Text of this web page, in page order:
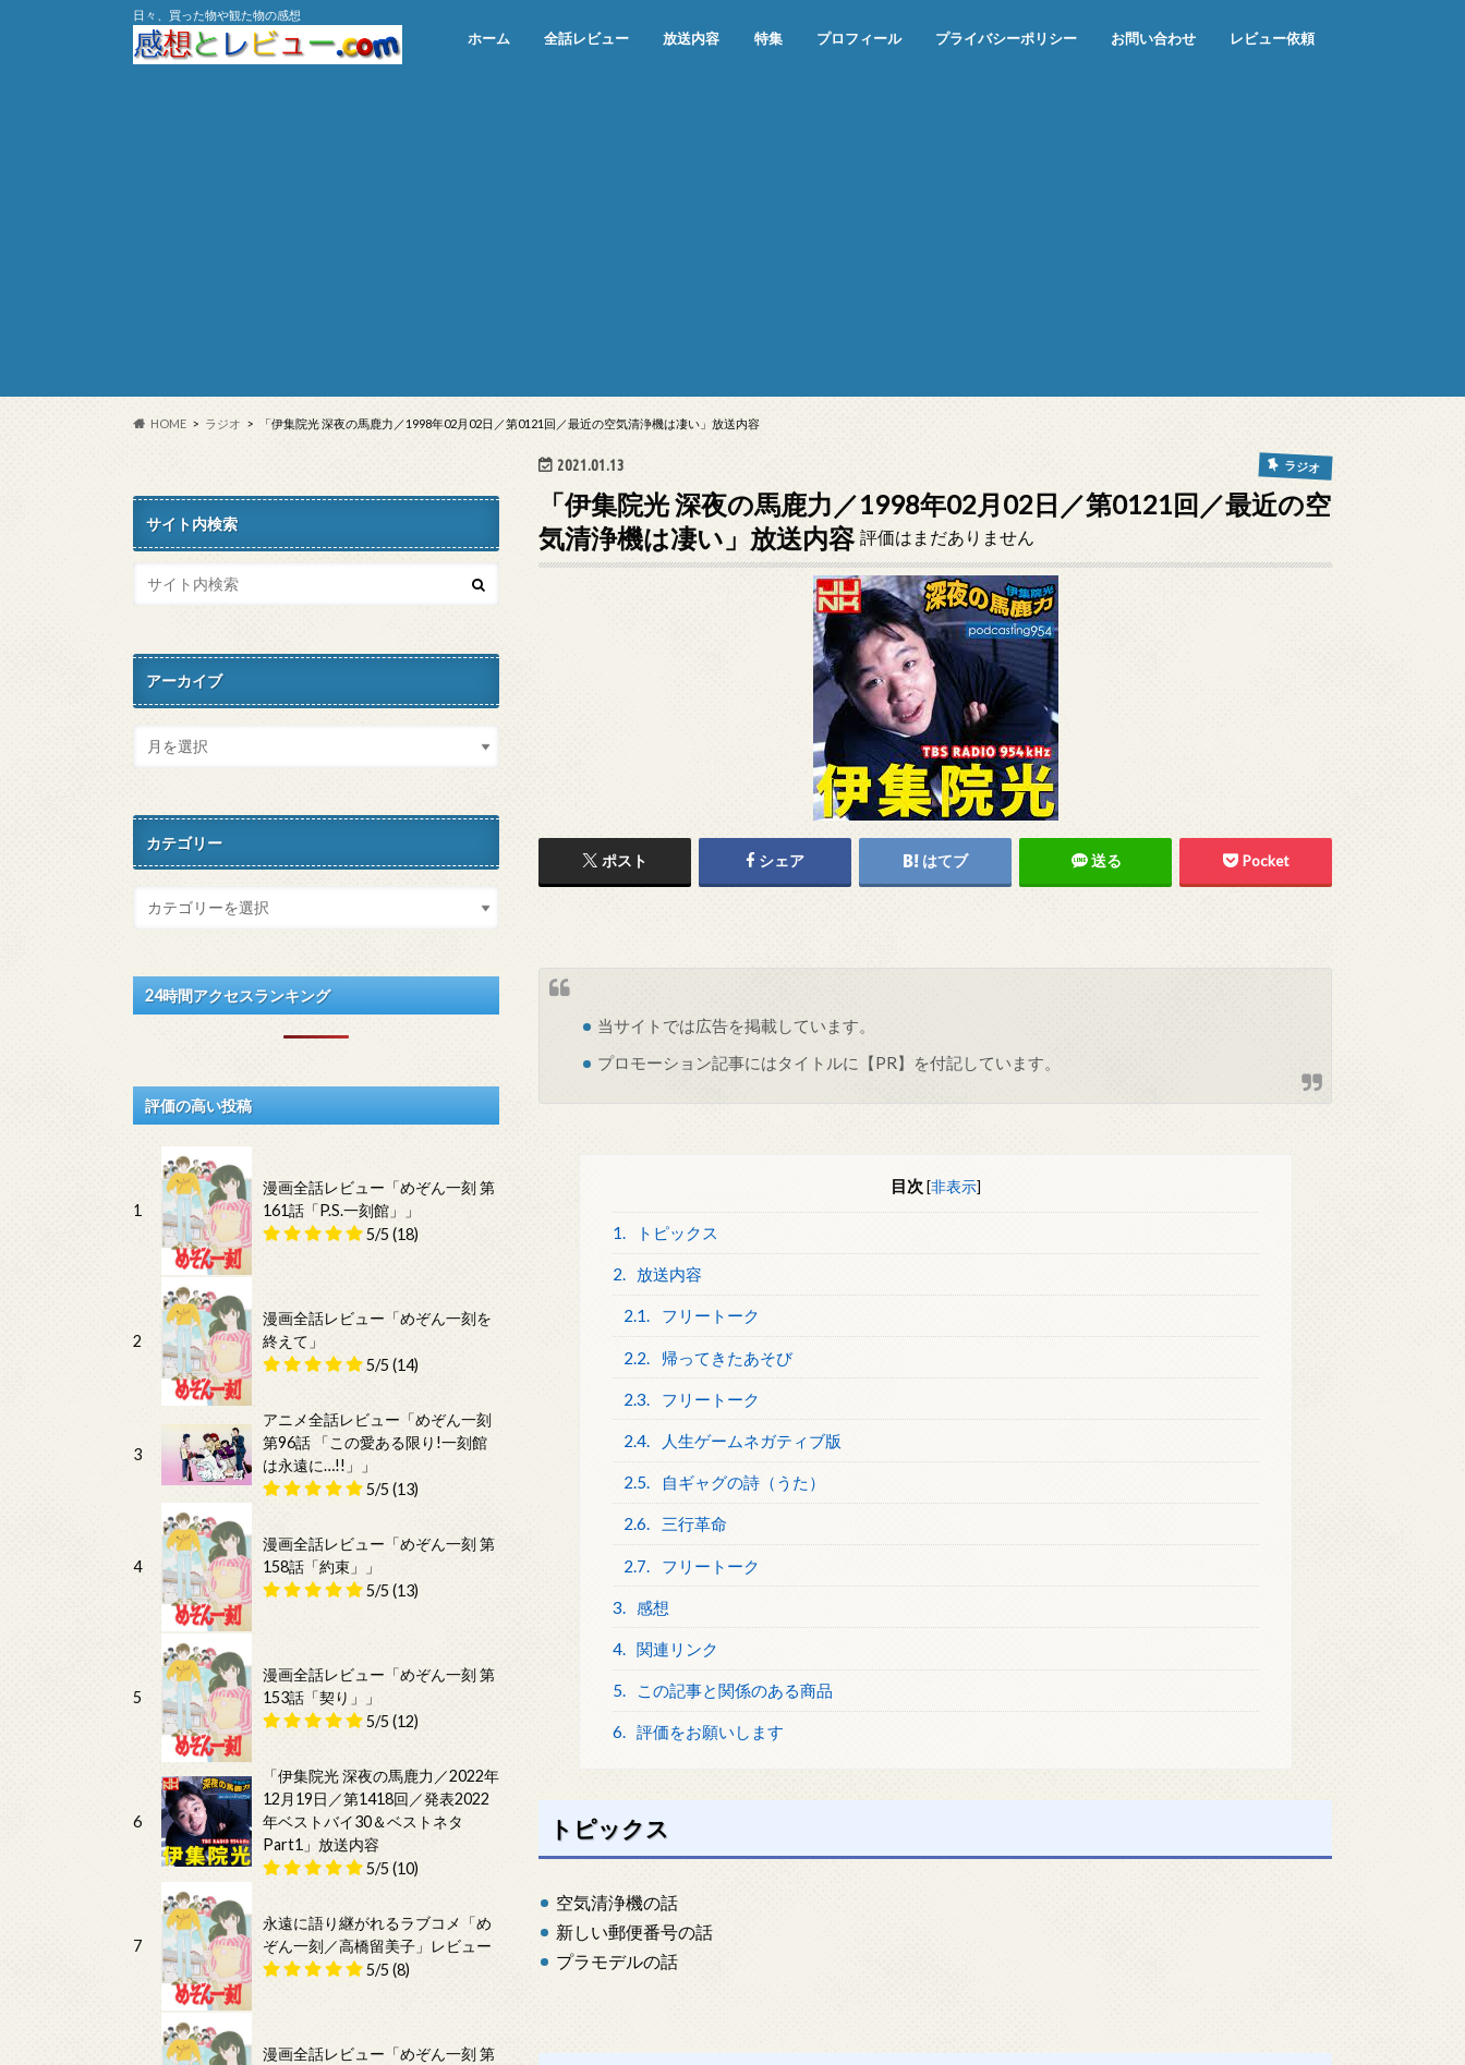
日々、買った物や観た物の感想
ホーム 全話レビュー 放送内容 特集 プロフィール プライバシーポリシー お問い合わせ レビュー依頼
HOME ラジオ 「伊集院光 深夜の馬鹿力／1998年02月02日／第0121回／最近の空気清浄機は凄い」放送内容
2021.01.13 ラジオ
「伊集院光 深夜の馬鹿力／1998年02月02日／第0121回／最近の空
気清浄機は凄い」放送内容 評価はまだありません
ポスト シェア はてブ 送る Pocket
当サイトでは広告を掲載しています。
プロモーション記事にはタイトルに【PR】を付記しています。
目次 [非表示]
1. トピックス
2. 放送内容
2.1. フリートーク
2.2. 帰ってきたあそび
2.3. フリートーク
2.4. 人生ゲームネガティブ版
2.5. 自ギャグの詩（うた）
2.6. 三行革命
2.7. フリートーク
3. 感想
4. 関連リンク
5. この記事と関係のある商品
6. 評価をお願いします
トピックス
空気清浄機の話
新しい郵便番号の話
プラモデルの話
サイト内検索
アーカイブ
カテゴリー
24時間アクセスランキング
評価の高い投稿
1
漫画全話レビュー「めぞん一刻 第
161話「P.S.一刻館」」
5/5 (18)
2
漫画全話レビュー「めぞん一刻を
終えて」
5/5 (14)
3
アニメ全話レビュー「めぞん一刻
第96話 「この愛ある限り!一刻館
は永遠に…!!」」
5/5 (13)
4
漫画全話レビュー「めぞん一刻 第
158話「約束」」
5/5 (13)
5
漫画全話レビュー「めぞん一刻 第
153話「契り」」
5/5 (12)
6
「伊集院光 深夜の馬鹿力／2022年
12月19日／第1418回／発表2022
年ベストバイ30＆ベストネタ
Part1」放送内容
5/5 (10)
7
永遠に語り継がれるラブコメ「め
ぞん一刻／高橋留美子」レビュー
5/5 (8)
漫画全話レビュー「めぞん一刻 第